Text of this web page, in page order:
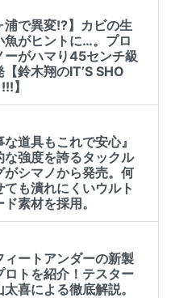
浦で異変!?】カビの生
魚がヒントに…。プロ
ーがハマり45センチ級
【鈴木翔のIT’S SHO
】
な道具もこれで安心』
な強度を誇るタックル
がシマノから発売。何
ても潰れにくいウルト
素材を採用。
ィートアンダーの新製
ロトを紹介！テスター
喜による徹底解説。